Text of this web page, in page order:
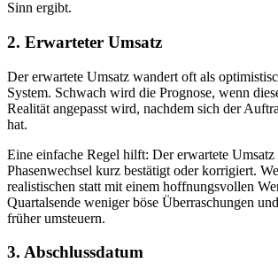
Sinn ergibt.
2. Erwarteter Umsatz
Der erwartete Umsatz wandert oft als
System. Schwach wird die Prognose, wenn
Realität angepasst wird, nachdem sich der
hat.
Eine einfache Regel hilft: Der erwartete
Phasenwechsel kurz bestätigt oder korrigiert.
realistischen statt mit einem hoffnungsvollen
Quartalsende weniger böse Überraschungen
früher umsteuern.
3. Abschlussdatum